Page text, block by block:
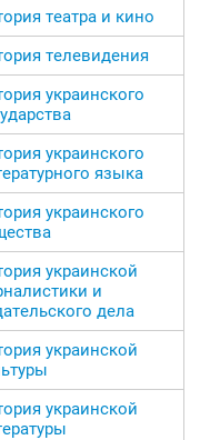
театра и кино
телевидения
украинского
украинского
языка
украинского
украинской
и
дела
украинской
украинской